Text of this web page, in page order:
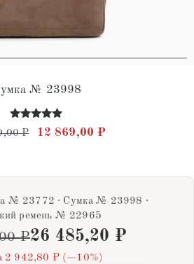
№ 23998
Оценка
5.00
₽ Первоначальная цена
12 869,00 ₽Текущая цена:
№ 23772 · Сумка № 23998 ·
ремень № 22965
₽26 485,20 ₽
2 942,80 ₽ (−10%)